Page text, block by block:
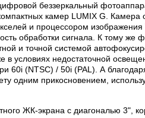
беззеркальный
камер LUMIX G.
и процессором изображения
обработки сигнала. К тому же
и точной системой
в условиях недостаточной
60i (NTSC) / 50i (PAL). А
одним прикосновением,
ЖК-экрана с диагональю 3",